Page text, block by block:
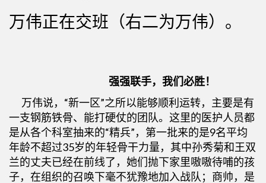
万伟正在交班（右二为万伟）。
强强联手，我们必胜！
万伟说，“新一区”之所以能够顺利运转，主要是有
一支钢筋铁骨、能打硬仗的团队。这里的医护人员都
是从各个科室抽来的“精兵”，第一批来的是9名平均
年龄不超过35岁的年轻骨干力量，其中孙秀菊和王双
兰的丈夫已经在前线了，她们抛下家里嗷嗷待哺的孩
子，在组织的召唤下毫不犹豫地加入战队；商帅，是